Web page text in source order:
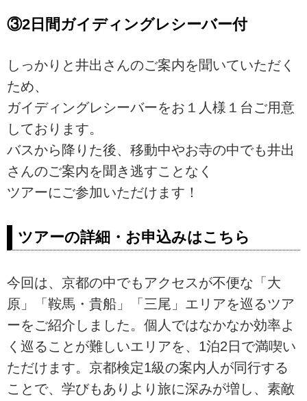
③2日間ガイディングレシーバー付
しっかりと井出さんのご案内を聞いていただく
ため、
ガイディングレシーバーをお１人様１台ご用意
しております。
バスから降りた後、移動中やお寺の中でも井出
さんのご案内を聞き逃すことなく
ツアーにご参加いただけます！
ツアーの詳細・お申込みはこちら
今回は、京都の中でもアクセスが不便な「大
原」「鞍馬・貴船」「三尾」エリアを巡るツア
ーをご紹介しました。個人ではなかなか効率よ
く巡ることが難しいエリアを、1泊2日で満喫い
ただけます。京都検定1級の案内人が同行する
ことで、学びもありより旅に深みが増し、素敵